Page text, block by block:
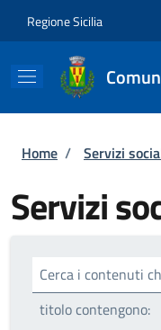
Regione Sicilia
Briciole di
Home / Servizi
Servizi
Cerca i contenuti
titolo contengono: